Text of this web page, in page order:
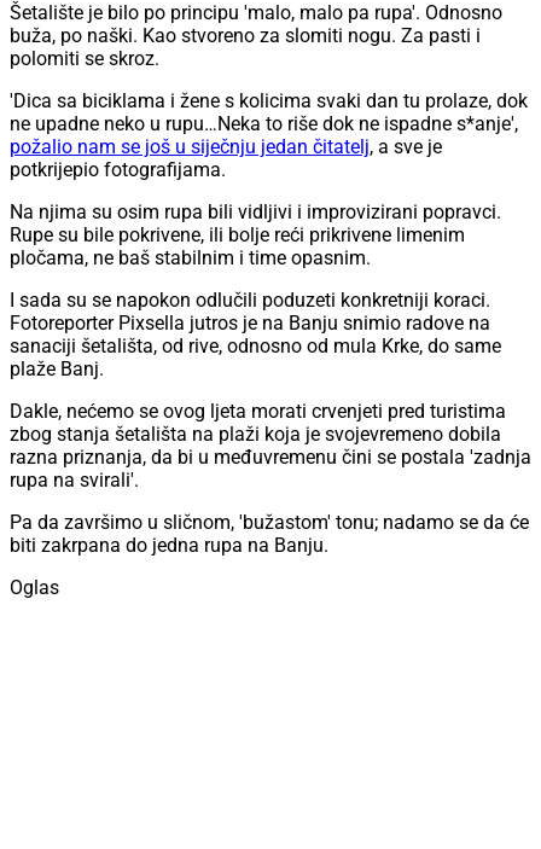
Šetalište je bilo po principu 'malo, malo pa rupa'. Odnosno
buža, po naški. Kao stvoreno za slomiti nogu. Za pasti i
polomiti se skroz.
'Dica sa biciklama i žene s kolicima svaki dan tu prolaze, dok
ne upadne neko u rupu…Neka to riše dok ne ispadne s*anje',
požalio nam se još u siječnju jedan čitatelj, a sve je
potkrijepio fotografijama.
Na njima su osim rupa bili vidljivi i improvizirani popravci.
Rupe su bile pokrivene, ili bolje reći prikrivene limenim
pločama, ne baš stabilnim i time opasnim.
I sada su se napokon odlučili poduzeti konkretniji koraci.
Fotoreporter Pixsella jutros je na Banju snimio radove na
sanaciji šetališta, od rive, odnosno od mula Krke, do same
plaže Banj.
Dakle, nećemo se ovog ljeta morati crvenjeti pred turistima
zbog stanja šetališta na plaži koja je svojevremeno dobila
razna priznanja, da bi u međuvremenu čini se postala 'zadnja
rupa na svirali'.
Pa da završimo u sličnom, 'bužastom' tonu; nadamo se da će
biti zakrpana do jedna rupa na Banju.
Oglas